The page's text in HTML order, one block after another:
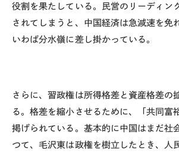
役割を果たしている。民営のリーディン
されてしまうと、中国経済は急減速を免
いわば分水嶺に差し掛かっている。
さらに、習政権は所得格差と資産格差の
る。格差を縮小させるために、「共同富
掲げられている。基本的に中国はまだ社
つて、毛沢東は政権を樹立したとき、人